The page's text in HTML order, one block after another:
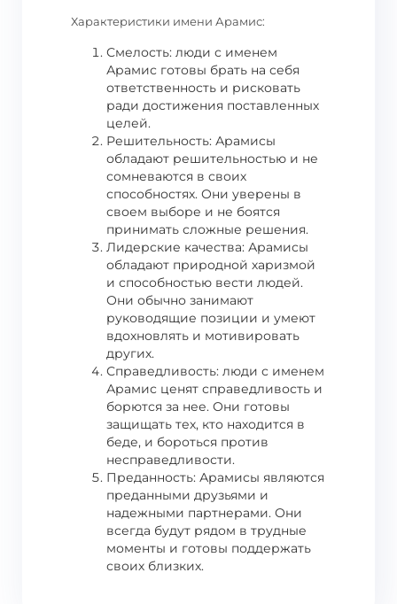
Характеристики имени Арамис:
Смелость: люди с именем
Арамис готовы брать на себя
ответственность и рисковать
ради достижения поставленных
целей.
Решительность: Арамисы
обладают решительностью и не
сомневаются в своих
способностях. Они уверены в
своем выборе и не боятся
принимать сложные решения.
Лидерские качества: Арамисы
обладают природной харизмой
и способностью вести людей.
Они обычно занимают
руководящие позиции и умеют
вдохновлять и мотивировать
других.
Справедливость: люди с именем
Арамис ценят справедливость и
борются за нее. Они готовы
защищать тех, кто находится в
беде, и бороться против
несправедливости.
Преданность: Арамисы являются
преданными друзьями и
надежными партнерами. Они
всегда будут рядом в трудные
моменты и готовы поддержать
своих близких.